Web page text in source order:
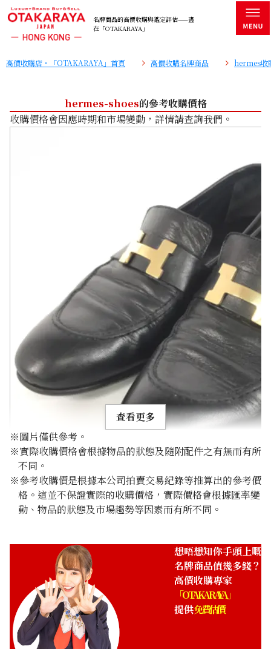
名牌商品的高價收購與鑑定評估——盡
在「OTAKARAYA」
高價收購店・「OTAKARAYA」首頁 高價收購名牌商品 hermes收
hermes-shoes的參考收購價格
收購價格會因應時期和市場變動，詳情請查詢我們。
Hermes leather shoes leather 192435ZH
參考回收價
查看更多
※圖片僅供參考。
※實際收購價格會根據物品的狀態及隨附配件之有無而有所
不同。
※參考收購價是根據本公司拍賣交易紀錄等推算出的參考價
格。這並不保證實際的收購價格，實際價格會根據匯率變
動、物品的狀態及市場趨勢等因素而有所不同。
想唔想知你手頭上嘅
名牌商品值幾多錢？
高價收購專家
「OTAKARAYA」
提供免費估價